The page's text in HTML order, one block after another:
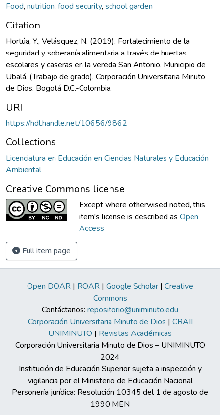
Food, nutrition, food security, school garden
Citation
Hortúa, Y., Velásquez, N. (2019). Fortalecimiento de la
seguridad y soberanía alimentaria a través de huertas
escolares y caseras en la vereda San Antonio, Municipio de
Ubalá. (Trabajo de grado). Corporación Universitaria Minuto
de Dios. Bogotá D.C.-Colombia.
URI
https://hdl.handle.net/10656/9862
Collections
Licenciatura en Educación en Ciencias Naturales y Educación
Ambiental
Creative Commons license
Except where otherwised noted, this
item's license is described as Open
Access
Full item page
Open DOAR | ROAR | Google Scholar | Creative
Commons
Contáctanos: repositorio@uniminuto.edu
Corporación Universitaria Minuto de Dios | CRAII
UNIMINUTO | Revistas Académicas
Corporación Universitaria Minuto de Dios – UNIMINUTO
2024
Institución de Educación Superior sujeta a inspección y
vigilancia por el Ministerio de Educación Nacional
Personería jurídica: Resolución 10345 del 1 de agosto de
1990 MEN